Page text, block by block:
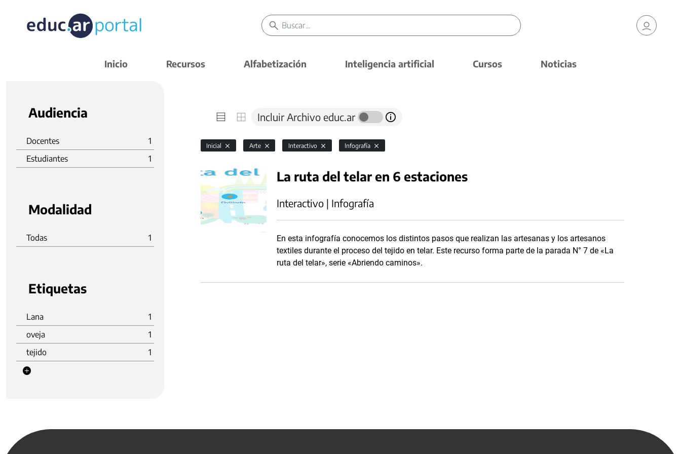
Inicio Recursos Alfabetización Inteligencia artificial Cursos Noticias
Audiencia
Docentes
1
Estudiantes
1
Modalidad
Todas 1
Etiquetas
Lana
1
oveja
1
tejido
1
Incluir Archivo educ.ar
Inicial Arte Interactivo Infografía
La ruta del telar en 6 estaciones
Interactivo | Infografía
En esta infografía conocemos los distintos pasos que realizan las artesanas y los artesanos
textiles durante el proceso del tejido en telar. Este recurso forma parte de la parada N° 7 de «La
ruta del telar», serie «Abriendo caminos».